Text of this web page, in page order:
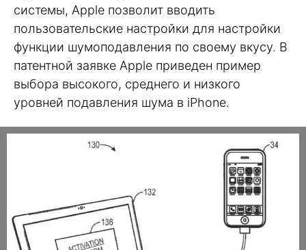
системы, Apple позволит вводить
пользовательские настройки для настройки
функции шумоподавления по своему вкусу. В
патентной заявке Apple приведен пример
выбора высокого, среднего и низкого
уровней подавления шума в iPhone.